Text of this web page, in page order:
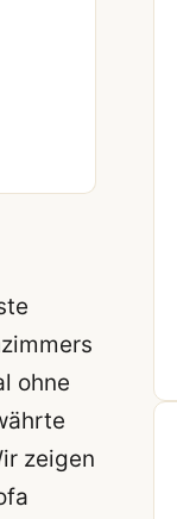
ohne
zeigen